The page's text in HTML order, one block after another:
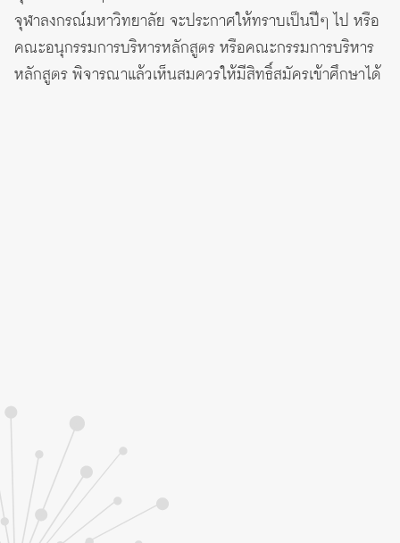
จุฬาลงกรณ์มหาวิทยาลัย จะประกาศให้ทราบเป็นปีๆ ไป หรือ
คณะอนุกรรมการบริหารหลักสูตร หรือคณะกรรมการบริหาร
หลักสูตร พิจารณาแล้วเห็นสมควรให้มีสิทธิ์สมัครเข้าศึกษาได้